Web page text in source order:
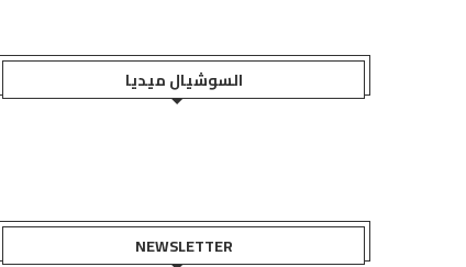
السوشيال ميديا
NEWSLETTER